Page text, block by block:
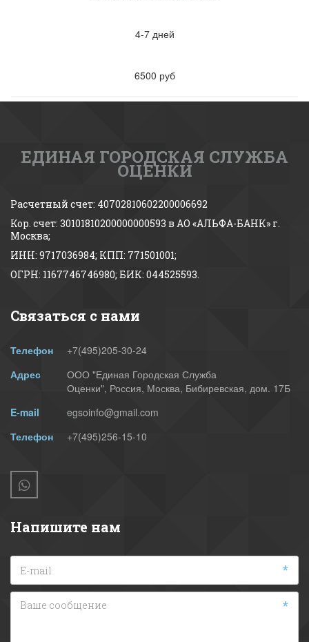
4-7 дней
6500 руб
ЕДИНАЯ ГОРОДСКАЯ СЛУЖБА
ОЦЕНКИ
Расчетный счет: 40702810602200006692
Кор. счет: 30101810200000000593 в АО «АЛЬФА-БАНК» г.
Москва;
ИНН: 9717036984; КПП: 771501001;
ОГРН: 1167746746980; БИК: 044525593.
Связаться с нами
Телефон +7(495)205-30-24
Адрес
ООО "Единая Городская Служба
Оценки", Россия, Москва, Бибиревская, дом. 17Б
E-mail
egsoinfo@gmail.com
Телефон
+7(495)256-15-10
Напишите нам
*
*